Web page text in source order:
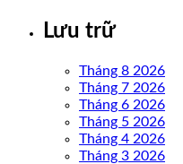
Lưu trữ
Tháng 8 2026
Tháng 7 2026
Tháng 6 2026
Tháng 5 2026
Tháng 4 2026
Tháng 3 2026